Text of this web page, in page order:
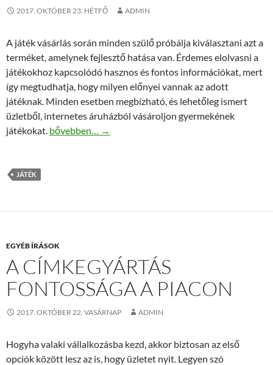
2017. OKTÓBER 23. HÉTFŐ ADMIN
A játék vásárlás során minden szülő próbálja kiválasztani azt a
terméket, amelynek fejlesztő hatása van. Érdemes elolvasni a
játékokhoz kapcsolódó hasznos és fontos információkat, mert
így megtudhatja, hogy milyen előnyei vannak az adott
játéknak. Minden esetben megbízható, és lehetőleg ismert
üzletből, internetes áruházból vásároljon gyermekének
játékokat. A Breki buli társasjáték a gyermekek nagy kedvence
bővebben… →
JÁTÉK
EGYÉB ÍRÁSOK
A CÍMKEGYÁRTÁS
FONTOSSÁGA A PIACON
2017. OKTÓBER 22. VASÁRNAP ADMIN
Hogyha valaki vállalkozásba kezd, akkor biztosan az első
opciók között lesz az is, hogy üzletet nyit. Legyen szó